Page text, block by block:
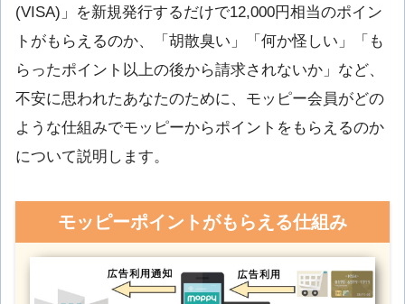
(VISA)」を新規発行するだけで12,000円相当のポイン
トがもらえるのか、「胡散臭い」「何か怪しい」「も
らったポイント以上の後から請求されないか」など、
不安に思われたあなたのために、モッピー会員がどの
ような仕組みでモッピーからポイントをもらえるのか
について説明します。
モッピーポイントがもらえる仕組み